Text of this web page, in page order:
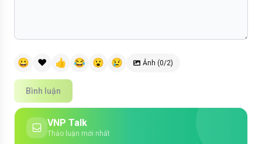
😀 ❤️ 👍 😂 😮 😢 Ảnh (0/2)
Bình luận
VNP Talk
Thảo luận mới nhất